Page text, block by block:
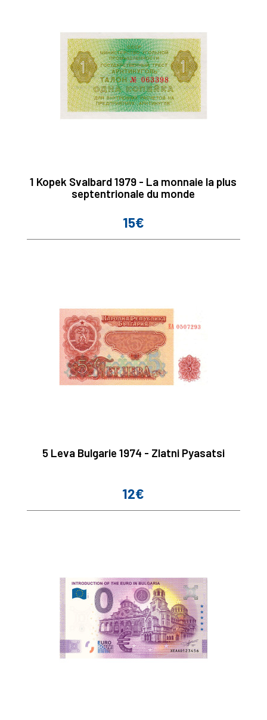
1 Kopek Svalbard 1979 - La monnaie la plus
septentrionale du monde
Prix
15€
5 Leva Bulgarie 1974 - Zlatni Pyasatsi
Prix
12€